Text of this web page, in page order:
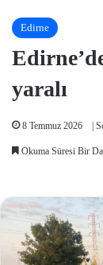
Edirne
yaralı
8 Temmuz 2026 |
Okuma Süresi Bir